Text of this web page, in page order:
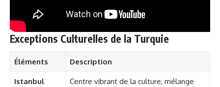
Exceptions Culturelles de la Turquie
Éléments Description
Istanbul
Centre vibrant de la culture, mélange